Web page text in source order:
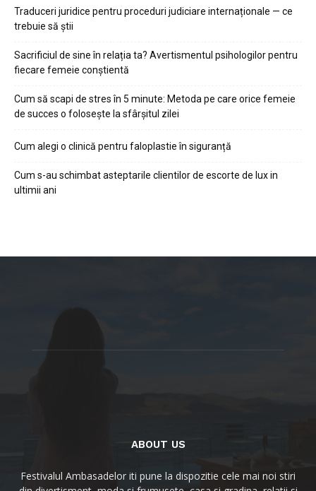
Traduceri juridice pentru proceduri judiciare internaționale — ce
trebuie să știi
Sacrificiul de sine în relația ta? Avertismentul psihologilor pentru
fiecare femeie conștientă
Cum să scapi de stres în 5 minute: Metoda pe care orice femeie
de succes o folosește la sfârșitul zilei
Cum alegi o clinică pentru faloplastie în siguranță
Cum s-au schimbat asteptarile clientilor de escorte de lux in
ultimii ani
ABOUT US
Festivalul Ambasadelor iti pune la dispozitie cele mai noi stiri